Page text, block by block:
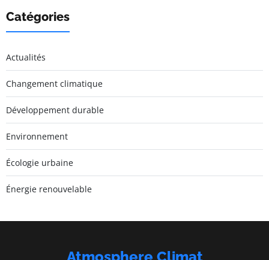
Catégories
Actualités
Changement climatique
Développement durable
Environnement
Écologie urbaine
Énergie renouvelable